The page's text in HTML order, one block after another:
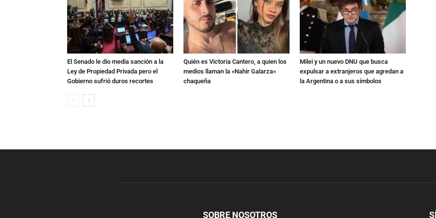
El Senado le dio media sanción a la
Ley de Propiedad Privada pero el
Gobierno sufrió duros recortes
Quién es Victoria Cantero, a quien los
medios llaman la «Nahir Galarza»
chaqueña
Milei y un nuevo DNU que busca
expulsar a extranjeros que agredan a
la Argentina o a sus símbolos
SOBRE NOSOTROS